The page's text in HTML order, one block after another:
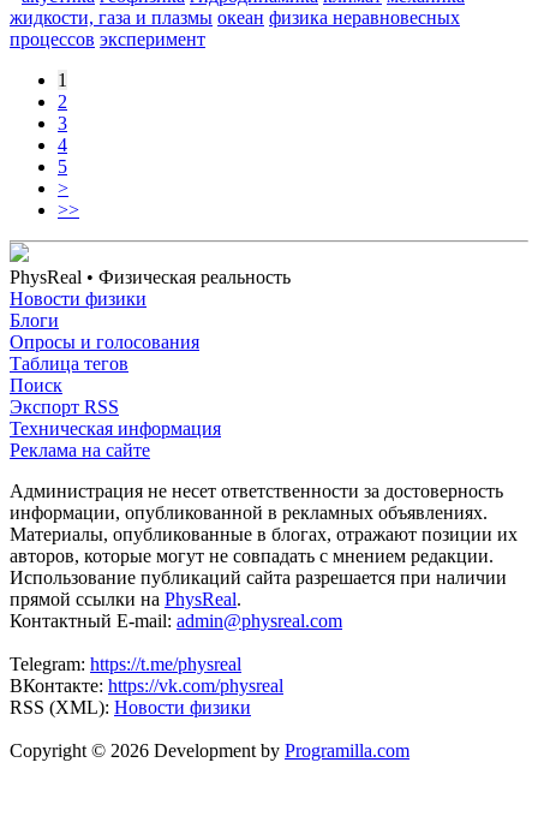
жидкости, газа и плазмы океан физика неравновесных
процессов эксперимент
1
2
3
4
5
>
>>
PhysReal • Физическая реальность
Новости физики
Блоги
Опросы и голосования
Таблица тегов
Поиск
Экспорт RSS
Техническая информация
Реклама на сайте
Администрация не несет ответственности за достоверность
информации, опубликованной в рекламных объявлениях.
Материалы, опубликованные в блогах, отражают позиции их
авторов, которые могут не совпадать с мнением редакции.
Использование публикаций сайта разрешается при наличии
прямой ссылки на PhysReal.
Контактный E-mail: admin@physreal.com
Telegram: https://t.me/physreal
ВКонтакте: https://vk.com/physreal
RSS (XML): Новости физики
Copyright © 2026 Development by Programilla.com